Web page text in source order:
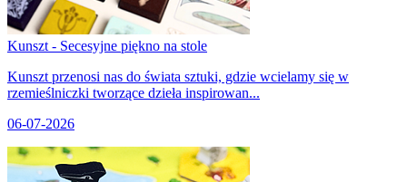
Kunszt - Secesyjne piękno na stole
Kunszt przenosi nas do świata sztuki, gdzie wcielamy się w
rzemieślniczki tworzące dzieła inspirowan...
06-07-2026